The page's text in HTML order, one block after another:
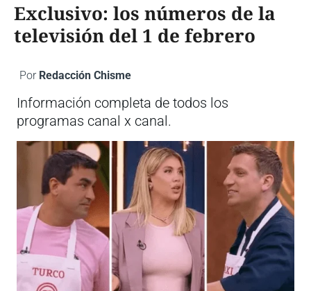
Exclusivo: los números de la
televisión del 1 de febrero
Por Redacción Chisme
Información completa de todos los
programas canal x canal.